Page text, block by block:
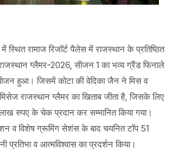
स्थित रामाज रिजॉर्ट पैलेस में राजस्थान के प्रतिष्ठित
ग्लैमर-2026, सीजन 1 का भव्य ग्रैंड फिनाले
हुआ। जिसमें कोटा की वेदिका जैन ने मिस व
राजस्थान ग्लैमर का खिताब जीता है, जिसके लिए
रुपए के चेक प्रदान कर सम्मानित किया गया।
व विशेष ग्रूमिंग सेशंस के बाद चयनित टॉप 51
व आत्मविश्वास का प्रदर्शन किया।